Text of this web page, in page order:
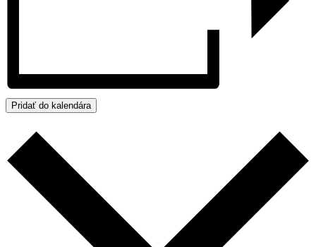
Pridať do kalendára